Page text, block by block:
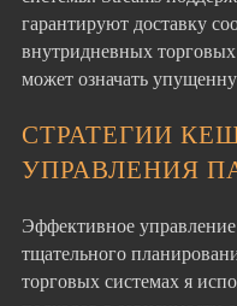
гарантируют доставку
внутридневных торговых
может означать
СТРАТЕГИИ
УПРАВЛЕНИЯ
Эффективное
тщательного
торговых системах я